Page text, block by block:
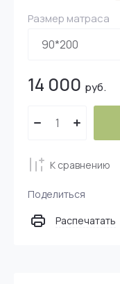
Размер матраса
14 000 руб.
К сравнению
Поделиться
Распечатать